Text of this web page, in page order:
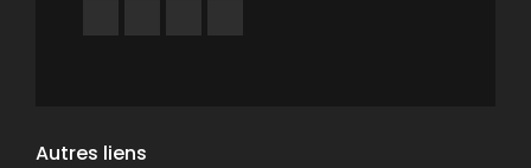
Autres liens